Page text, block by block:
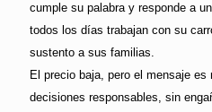
cumple su palabra y responde a
todos los días trabajan con su
sustento a sus familias.
El precio baja, pero el mensaje
decisiones responsables, sin